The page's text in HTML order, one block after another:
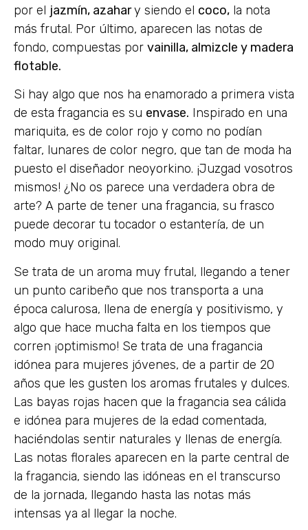
por el jazmín, azahary siendo el coco, la nota
más frutal. Por último, aparecen las notas de
fondo, compuestas por vainilla, almizcle y madera
flotable.
Si hay algo que nos ha enamorado a primera vista
de esta fragancia es su envase. Inspirado en una
mariquita, es de color rojo y como no podían
faltar, lunares de color negro, que tan de moda ha
puesto el diseñador neoyorkino. ¡Juzgad vosotros
mismos! ¿No os parece una verdadera obra de
arte? A parte de tener una fragancia, su frasco
puede decorar tu tocador o estantería, de un
modo muy original.
Se trata de un aroma muy frutal, llegando a tener
un punto caribeño que nos transporta a una
época calurosa, llena de energía y positivismo, y
algo que hace mucha falta en los tiempos que
corren ¡optimismo! Se trata de una fragancia
idónea para mujeres jóvenes, de a partir de 20
años que les gusten los aromas frutales y dulces.
Las bayas rojas hacen que la fragancia sea cálida
e idónea para mujeres de la edad comentada,
haciéndolas sentir naturales y llenas de energía.
Las notas florales aparecen en la parte central de
la fragancia, siendo las idóneas en el transcurso
de la jornada, llegando hasta las notas más
intensas ya al llegar la noche.